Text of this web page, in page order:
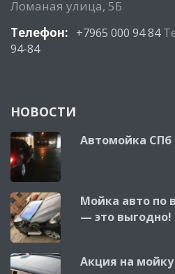
Ломаная улица, 5Б
Телефон: +7965 000 94 84
94-84
НОВОСТИ
Автомойка СПб
Мойка авто по
— это выгодно!
Акция на